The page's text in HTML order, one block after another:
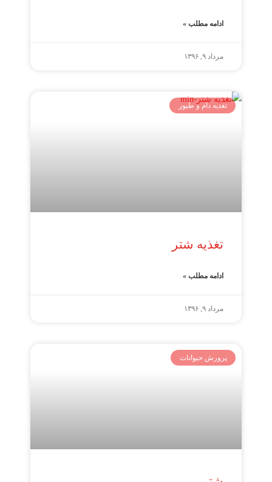
ادامه مطلب »
مرداد ۹, ۱۳۹۶
تغذیه دام و طیور
تغذیه شتر
ادامه مطلب »
مرداد ۹, ۱۳۹۶
پرورش حیوانات